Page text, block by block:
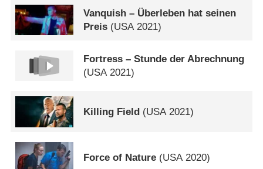
Vanquish – Überleben hat seinen
Preis (USA2021)
Fortress – Stunde der Abrechnung
(USA2021)
Killing Field (USA 2021)
Force of Nature (USA2020)